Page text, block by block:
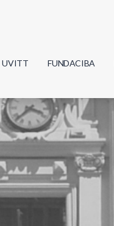
UVITT FUNDACIBA